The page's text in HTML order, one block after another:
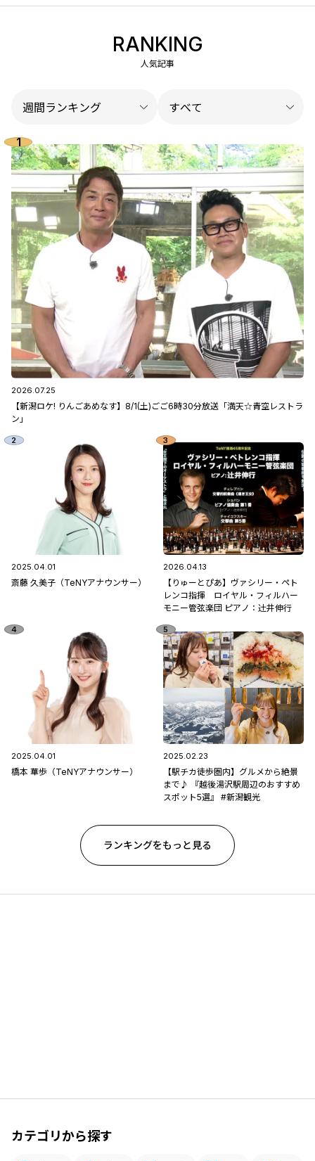
RANKING
人気記事
2026.07.25
【新潟ロケ! りんごあめなす】8/1(土)ごご6時30分放送「満天☆青空レストラ
ン」
2025.04.01
斎藤 久美子（TeNYアナウンサー）
2026.04.13
【りゅーとぴあ】ヴァシリー・ペト
レンコ指揮 ロイヤル・フィルハー
モニー管弦楽団 ピアノ：辻󠄀井伸行
2025.04.01
橋本 華歩（TeNYアナウンサー）
2025.02.23
【駅チカ徒歩圏内】グルメから絶景
まで♪ 『越後湯沢駅周辺のおすすめ
スポット5選』 #新潟観光
ランキングをもっと見る
カテゴリから探す